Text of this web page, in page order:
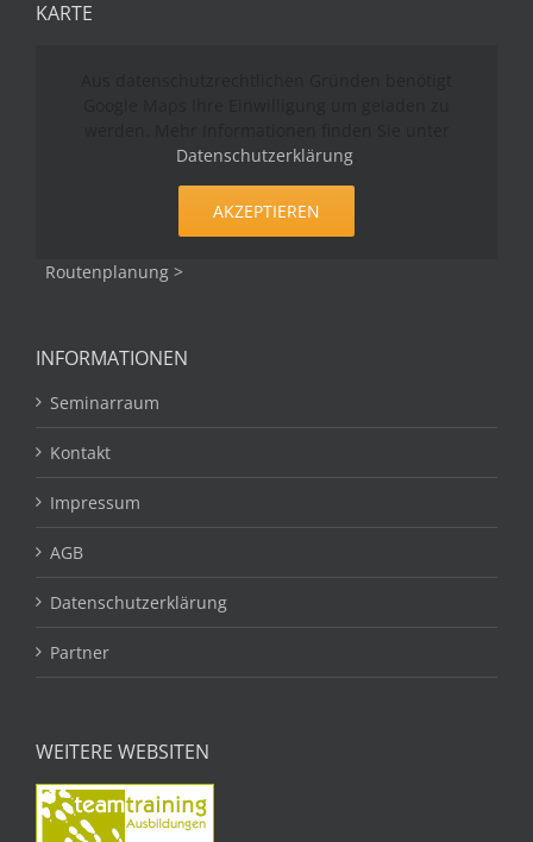
KARTE
Datenschutzerklärung.
AKZEPTIEREN
Routenplanung >
INFORMATIONEN
Seminarraum
Kontakt
Impressum
AGB
Datenschutzerklärung
Partner
WEITERE WEBSITEN